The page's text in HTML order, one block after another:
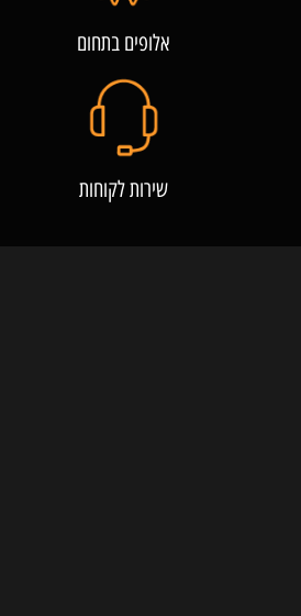
אלופים בתחום
שירות לקוחות